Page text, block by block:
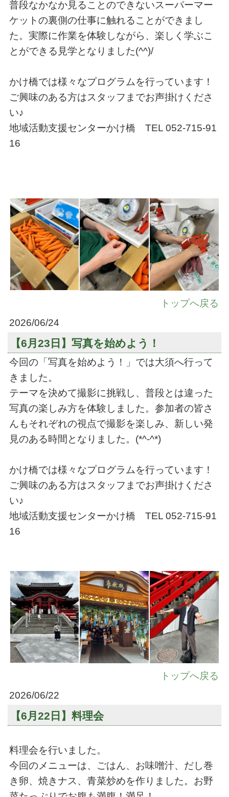
普段なかなか見ることのできないスーパーマー
ケットの裏側の仕事に触れることができまし
た。実際に作業を体験しながら、楽しく学ぶこ
とができる見学となりました(^^)/
かけ橋では様々なプログラムを行っています！
ご興味のある方はスタッフまでお声掛けくださ
い♪
地域活動支援センターかけ橋 TEL 052-715-91
16
トップへ戻る
2026/06/24
【6月23日】写真を始めよう！
今回の「写真を始めよう！」では大須へ行って
きました。
テーマを決めて撮影に挑戦し、普段とは違った
写真の楽しみ方を体験しました。参加者の皆さ
んもそれぞれの視点で撮影を楽しみ、新しい発
見のある時間となりました。(*^-^*)
かけ橋では様々なプログラムを行っています！
ご興味のある方はスタッフまでお声掛けくださ
い♪
地域活動支援センターかけ橋 TEL 052-715-91
16
トップへ戻る
2026/06/22
【6月22日】料理会
料理会を行いました。
今回のメニューは、ごはん、お味噌汁、だし巻
き卵、焼きナス、青菜炒めを作りました。お野